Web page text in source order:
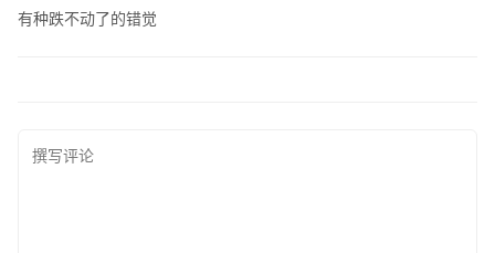
有种跌不动了的错觉